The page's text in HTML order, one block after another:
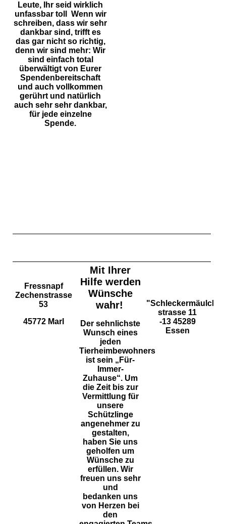
Leute, Ihr seid wirklich
unfassbar toll Wenn wir
schreiben, dass wir sehr
dankbar sind, trifft es
das gar nicht so richtig,
denn wir sind mehr: Wir
sind einfach total
überwältigt von Eurer
Spendenbereitschaft
und auch vollkommen
gerührt und natürlich
auch sehr sehr dankbar,
für jede einzelne
Spende.
Fressnapf
Zechenstrasse
53
45772 Marl
Mit Ihrer
Hilfe werden
Wünsche
wahr!
Der sehnlichste
Wunsch eines
jeden
Tierheimbewohners
ist sein „Für-
Immer-
Zuhause“. Um
die Zeit bis zur
Vermittlung für
unsere
Schützlinge
angenehmer zu
gestalten,
haben Sie uns
geholfen um
Wünsche zu
erfüllen. Wir
freuen uns sehr
und
bedanken uns
von Herzen bei
den
"
strasse 11
-13 45289
Essen